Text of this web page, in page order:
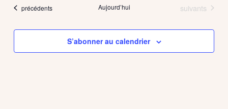
Évènements
précédents Aujourd’hui Évènements
suivants
S’abonner au calendrier